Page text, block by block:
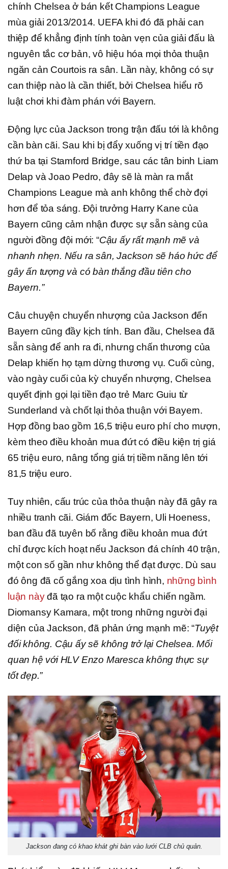
chính Chelsea ở bán kết Champions League
mùa giải 2013/2014. UEFA khi đó đã phải can
thiệp để khẳng định tính toàn vẹn của giải đấu là
nguyên tắc cơ bản, vô hiệu hóa mọi thỏa thuận
ngăn cản Courtois ra sân. Lần này, không có sự
can thiệp nào là cần thiết, bởi Chelsea hiểu rõ
luật chơi khi đàm phán với Bayern.
Động lực của Jackson trong trận đấu tới là không
cần bàn cãi. Sau khi bị đẩy xuống vị trí tiền đạo
thứ ba tại Stamford Bridge, sau các tân binh Liam
Delap và Joao Pedro, đây sẽ là màn ra mắt
Champions League mà anh không thể chờ đợi
hơn để tỏa sáng. Đội trưởng Harry Kane của
Bayern cũng cảm nhận được sự sẵn sàng của
người đồng đội mới: “Cậu ấy rất mạnh mẽ và
nhanh nhẹn. Nếu ra sân, Jackson sẽ háo hức để
gây ấn tượng và có bàn thắng đầu tiên cho
Bayern.”
Câu chuyện chuyển nhượng của Jackson đến
Bayern cũng đầy kịch tính. Ban đầu, Chelsea đã
sẵn sàng để anh ra đi, nhưng chấn thương của
Delap khiến họ tạm dừng thương vụ. Cuối cùng,
vào ngày cuối của kỳ chuyển nhượng, Chelsea
quyết định gọi lại tiền đạo trẻ Marc Guiu từ
Sunderland và chốt lại thỏa thuận với Bayern.
Hợp đồng bao gồm 16,5 triệu euro phí cho mượn,
kèm theo điều khoản mua đứt có điều kiện trị giá
65 triệu euro, nâng tổng giá trị tiềm năng lên tới
81,5 triệu euro.
Tuy nhiên, cấu trúc của thỏa thuận này đã gây ra
nhiều tranh cãi. Giám đốc Bayern, Uli Hoeness,
ban đầu đã tuyên bố rằng điều khoản mua đứt
chỉ được kích hoạt nếu Jackson đá chính 40 trận,
một con số gần như không thể đạt được. Dù sau
đó ông đã cố gắng xoa dịu tình hình, những bình
luận nàyđã tạo ra một cuộc khẩu chiến ngầm.
Diomansy Kamara, một trong những người đại
diện của Jackson, đã phản ứng mạnh mẽ: “Tuyệt
đối không. Cậu ấy sẽ không trở lại Chelsea. Mối
quan hệ với HLV Enzo Maresca không thực sự
tốt đẹp.”
Jackson đang có khao khát ghi bàn vào lưới CLB chủ quản.